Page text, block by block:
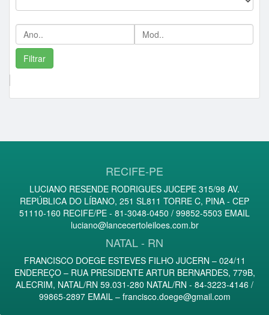
RECIFE-PE
LUCIANO RESENDE RODRIGUES JUCEPE 315/98 AV.
REPÚBLICA DO LÍBANO, 251 SL811 TORRE C, PINA - CEP
51110-160 RECIFE/PE - 81-3048-0450 / 99852-5503 EMAIL
luciano@lancecertoleiloes.com.br
NATAL - RN
FRANCISCO DOEGE ESTEVES FILHO JUCERN – 024/11
ENDEREÇO – RUA PRESIDENTE ARTUR BERNARDES, 779B,
ALECRIM, NATAL/RN 59.031-280 NATAL/RN - 84-3223-4146 /
99865-2897 EMAIL – francisco.doege@gmail.com